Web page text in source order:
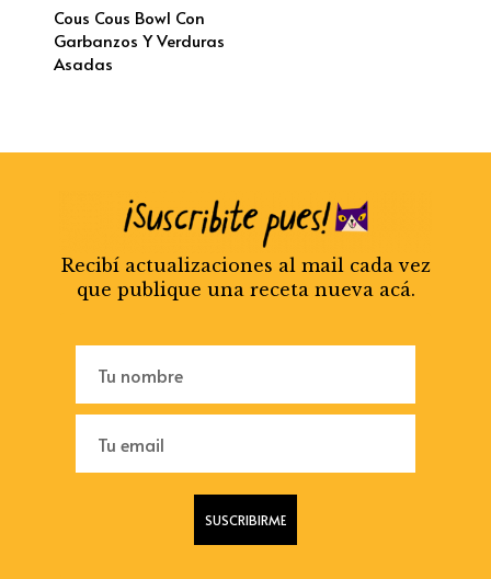
Cous Cous Bowl Con
Garbanzos Y Verduras
Asadas
Recibí actualizaciones al mail cada vez
que publique una receta nueva acá.